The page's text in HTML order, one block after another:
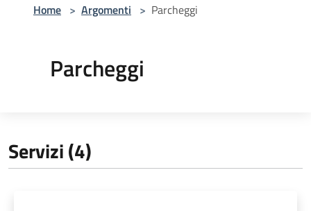
Home > Argomenti > Parcheggi
Parcheggi
Servizi (4)